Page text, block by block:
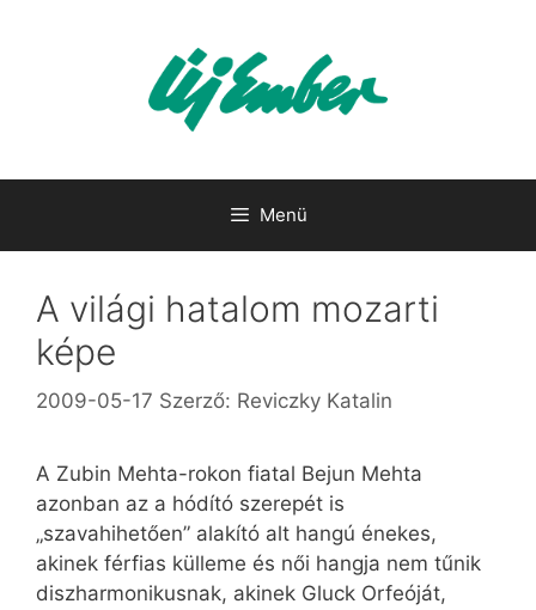
Menü
A világi hatalom mozarti
képe
2009-05-17 Szerző: Reviczky Katalin
A Zubin Mehta-rokon fiatal Bejun Mehta
azonban az a hódító szerepét is
„szavahihetően” alakító alt hangú énekes,
akinek férfias külleme és női hangja nem tűnik
diszharmonikusnak, akinek Gluck Orfeóját,